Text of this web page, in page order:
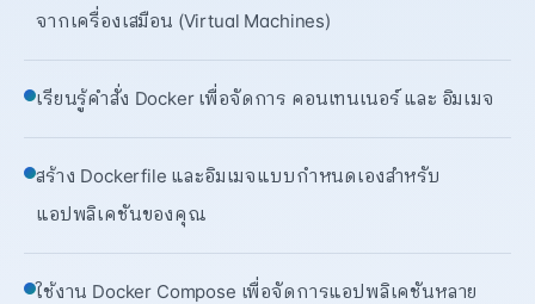
จากเครื่องเสมือน (Virtual Machines)
เรียนรู้คำสั่ง Docker เพื่อจัดการ คอนเทนเนอร์ และ อิมเมจ
สร้าง Dockerfile และอิมเมจแบบกำหนดเองสำหรับ
แอปพลิเคชันของคุณ
ใช้งาน Docker Compose เพื่อจัดการแอปพลิเคชันหลาย